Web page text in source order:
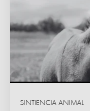
SINTIENCIA ANIMAL